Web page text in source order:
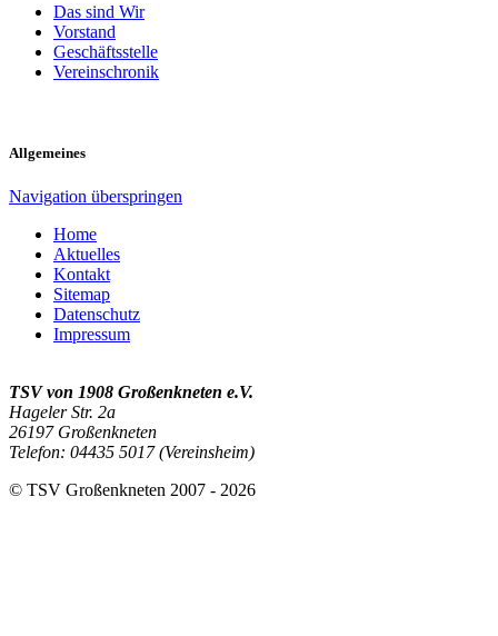
Das sind Wir
Vorstand
Geschäftsstelle
Vereinschronik
Allgemeines
Navigation überspringen
Home
Aktuelles
Kontakt
Sitemap
Datenschutz
Impressum
TSV von 1908 Großenkneten e.V.
Hageler Str. 2a
26197 Großenkneten
Telefon: 04435 5017 (Vereinsheim)
© TSV Großenkneten 2007 - 2026